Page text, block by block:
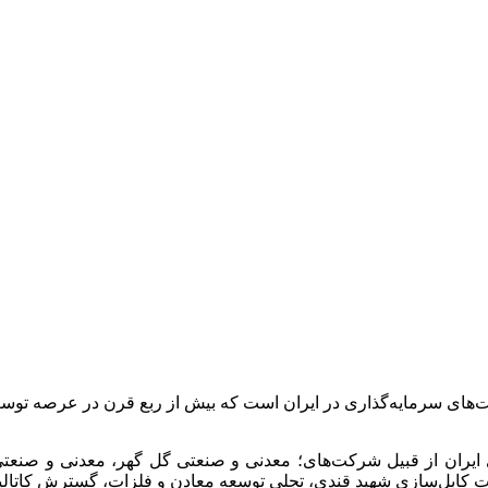
سرمایه‌گذاری در ایران است که بیش از ربع قرن در
از قبیل شرکت‌های؛ معدنی و صنعتی گل گهر، معدنی و
کابل‌سازی شهید قندی، تجلی توسعه معادن و فلزات، گسترش